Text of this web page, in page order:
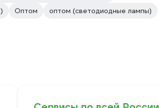
Оптом оптом (светодиодные лампы)